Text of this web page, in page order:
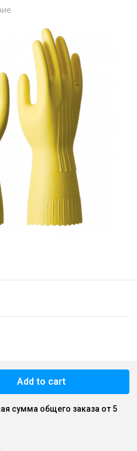
Add to cart
сумма общего заказа от 5